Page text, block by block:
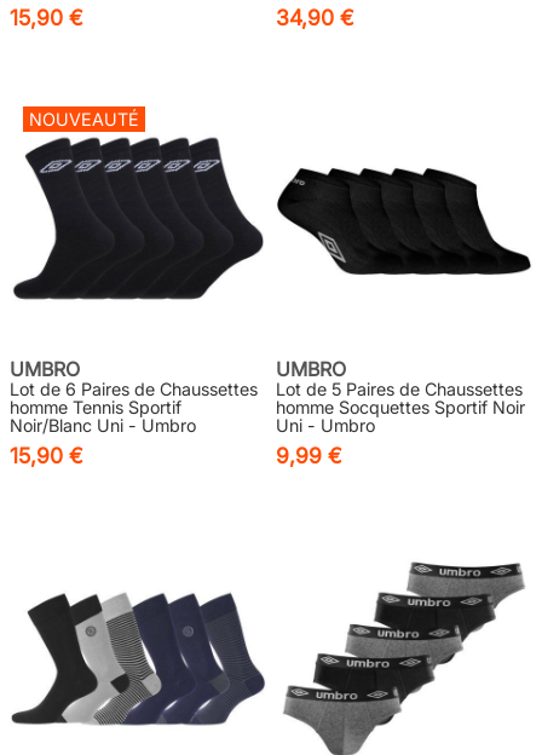
15,90 € 34,90 €
NOUVEAUTÉ
UMBRO
Lot de 6 Paires de Chaussettes
homme Tennis Sportif
Noir/Blanc Uni - Umbro
15,90 €
UMBRO
Lot de 5 Paires de Chaussettes
homme Socquettes Sportif Noir
Uni - Umbro
9,99 €